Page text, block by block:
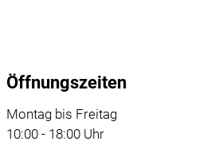
Öffnungszeiten
Montag bis Freitag
10:00 - 18:00 Uhr